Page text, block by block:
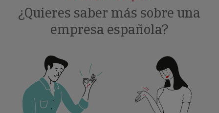
¿Quieres saber más sobre una
empresa española?